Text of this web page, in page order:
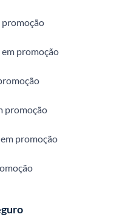
promoção
promoção
promoção
promoção